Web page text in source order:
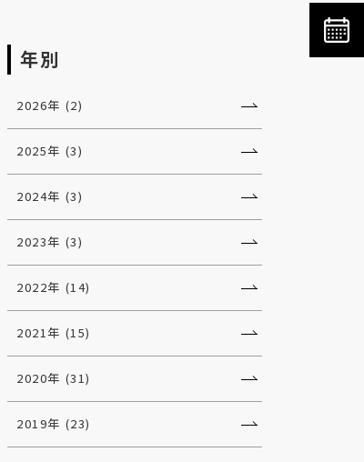
年別
2026年 (2)
2025年 (3)
2024年 (3)
2023年 (3)
2022年 (14)
2021年 (15)
2020年 (31)
2019年 (23)